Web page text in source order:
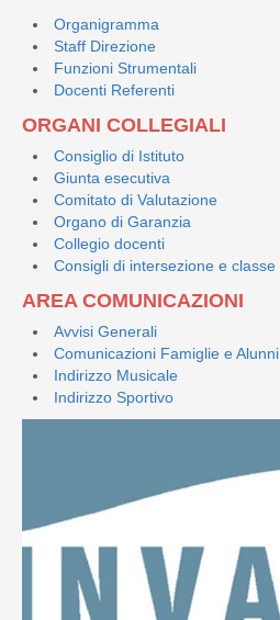
Organigramma
Staff Direzione
Funzioni Strumentali
Docenti Referenti
ORGANI COLLEGIALI
Consiglio di Istituto
Giunta esecutiva
Comitato di Valutazione
Organo di Garanzia
Collegio docenti
Consigli di intersezione e classe
AREA COMUNICAZIONI
Avvisi Generali
Comunicazioni Famiglie e Alunni
Indirizzo Musicale
Indirizzo Sportivo